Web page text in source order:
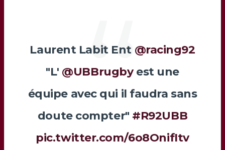
Laurent Labit Ent @racing92
"L' @UBBrugbyest une
équipe avec qui il faudra sans
doute compter" #R92UBB
pic.twitter.com/6o8OnifItv